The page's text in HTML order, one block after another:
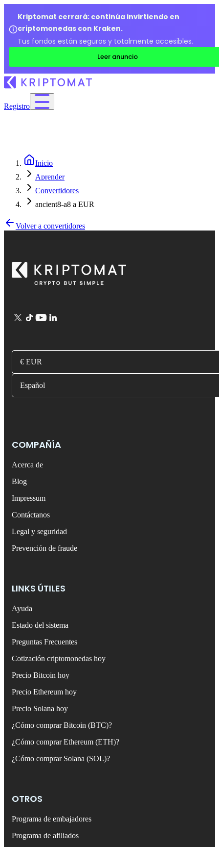
Kriptomat cerrará: continúa invirtiendo en
criptomonedas con Kraken.
Tus fondos están seguros y totalmente accesibles.
Leer anuncio
Registro
Inicio
Aprender
Convertidores
ancient8-a8 a EUR
Volver a convertidores
€ EUR
Español
COMPAÑÍA
Acerca de
Blog
Impressum
Contáctanos
Legal y seguridad
Prevención de fraude
LINKS ÚTILES
Ayuda
Estado del sistema
Preguntas Frecuentes
Cotización criptomonedas hoy
Precio Bitcoin hoy
Precio Ethereum hoy
Precio Solana hoy
¿Cómo comprar Bitcoin (BTC)?
¿Cómo comprar Ethereum (ETH)?
¿Cómo comprar Solana (SOL)?
OTROS
Programa de embajadores
Programa de afiliados